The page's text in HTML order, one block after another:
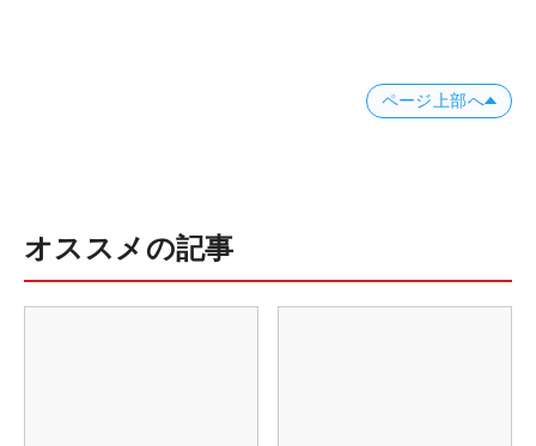
ページ上部へ
オススメの記事